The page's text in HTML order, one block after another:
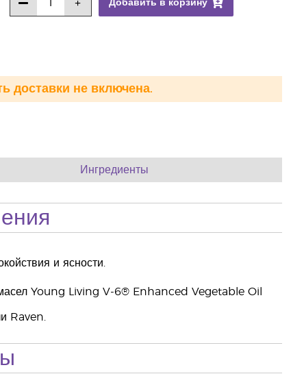
Добавить в корзину
доставки не включена.
Ингредиенты
и ясности.
Young Living V-6® Enhanced Vegetable Oil
Raven.